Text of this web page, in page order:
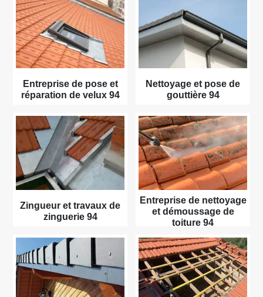
Entreprise de pose et
réparation de velux 94
Nettoyage et pose de
gouttière 94
Zingueur et travaux de
zinguerie 94
Entreprise de nettoyage
et démoussage de
toiture 94